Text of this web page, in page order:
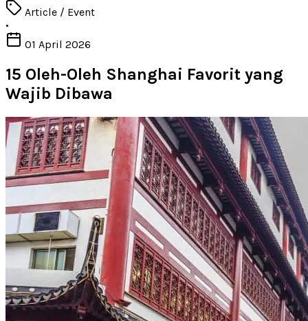
Article / Event
•
01 April 2026
15 Oleh-Oleh Shanghai Favorit yang
Wajib Dibawa